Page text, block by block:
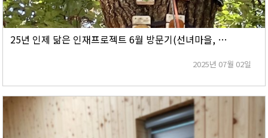
25년 인제 닮은 인재프로젝트 6월 방문기(선녀마을, 달빛소리마을, 마의태자마을)
2025년 07월 02일